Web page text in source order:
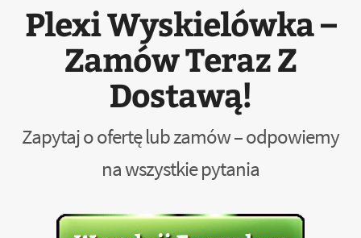
Plexi Wyskielówka –
Zamów Teraz Z
Dostawą!
Zapytaj o ofertę lub zamów – odpowiemy
na wszystkie pytania